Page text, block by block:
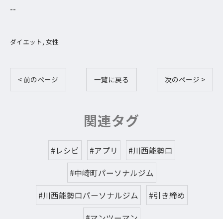
--
ダイエット 女性
< 前のページ 一覧に戻る 次のページ >
関連タグ
#レシピ #アプリ #川西能勢口
#中崎町パーソナルジム
#川西能勢口パーソナルジム #引き締め